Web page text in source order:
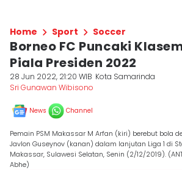
Home Sport Soccer
Borneo FC Puncaki
Piala Presiden 2022
28 Jun 2022, 21:20 WIB Kota Samarinda
Sri Gunawan Wibisono
News Channel
Pemain PSM Makassar M Arfan (kiri) berebut bola
Javlon Guseynov (kanan) dalam lanjutan Liga 1 di
Makassar, Sulawesi Selatan, Senin (2/12/2019).
Abhe)